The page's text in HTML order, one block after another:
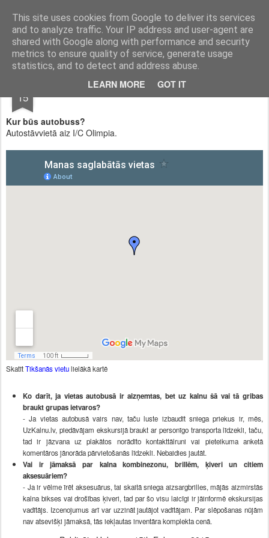
This site uses cookies from Google to deliver its services
and to analyze traffic. Your IP address and user-agent are
shared with Google along with performance and security
metrics to ensure quality of service, generate usage
statistics, and to detect and address abuse.
LEARN MORE GOT IT
UzKalnu.lv
Pages
15 BUJ
Kur būs autobuss?
Autostāvvietā aiz I/C Olimpia.
SkatītTikšanās vietulielākā kartē
Ko darīt, ja vietas autobusā ir aizņemtas, bet uz kalnu šā vai tā gribas
braukt grupas ietvaros?
- Ja vietas autobusā vairs nav, taču luste izbaudīt sniega priekus ir, mēs,
UzKalnu.lv, piedāvājam ekskursijā braukt ar personīgo transporta līdzekli, taču,
tad ir jāzvana uz plakātos norādīto kontakttālruni vai pieteikuma anketā
komentāros jānorāda pārvietošanās līdzekli. Nebaidies jautāt.
Vai ir jāmaksā par kalna kombinezonu, brillēm, ķiveri un citiem
aksesuāriem?
- Ja ir vēlme īrēt aksesuārus, tai skaitā sniega aizsargbrilles, mājās aizmirstās
kalna bikses vai drošības ķiveri, tad par šo visu laicīgi ir jāinformē ekskursijas
vadītājs. Izcenojumus arī var uzzināt jautājot vadītājam. Par slēpošanas nūjām
nav atsevišķi jāmaksā, tās iekļautas inventāra komplekta cenā.